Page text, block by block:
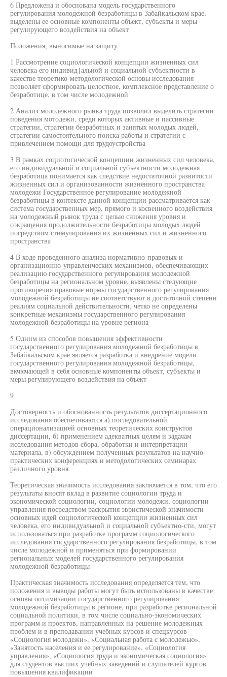
6 Предложена и обоснована модель государственного
регулирования молодежной безработицы в Забайкальском крае,
выделены ее основные компоненты объект, субъекты и меры
регулирующего воздействия на объект
Положения, выносимые на защиту
1 Рассмотрение социологической концепции жизненных сил
человека его индивид}альной и социальной субъектности в
качестве теоретико-методологической основы исследования
позволяет сформировать целостное, комплексное представление о
безработице, в том числе молодежной
2 Анализ молодежного рынка труда позволил выделить стратегии
поведения мотодежи, среди которых активные и пассивные
стратегии, стратегии безработных и занятых молодых людей,
стратегии самостоятельного поиска работы и стратегии с
привлечением помощи для трудоустройства
3 В рамках социотогической концепции жизненных сил человека,
его индивидуальной и социальной субъектности молодежная
безработица понимается как следствие недостаточной развитости
жизненных сил и организованности жизненного пространства
молодежи Государственное регулирование молодежной
безработицы в контексте данной концепции рассматривается как
система государственных мер, прямого и косвенного воздействия
на молодежный рынок труда с целью снижения уровня и
сокращения продолжительности безработицы молодых людей
посредством стимулирования их жизненных сил и жизненного
пространства
4 В ходе проведенного анализа нормативно-правовых и
организационно-управленческих механизмов, обеспечивающих
реализацию государственного регулирования молодежной
безработицы на региональном уровне, выявлены стедующие
противоречия правовые нормы государственного регулирования
молодежной безработицы не соответствуют в достаточной степени
реалиям социальной действительности, четко не определены
конкретные механизмы государственного регулирования
молодежной безработицы на уровне региона
5 Одним из способов повышения эффективности
государственного регулирования молодежной безработицы в
Забайкальском крае является разработка и внедрение модели
государственного регулирования молодежной безработицы,
вкчючающей в себя основные компоненты объект, субъекты и
меры регулирующего воздействия на объект
9
Достоверность и обоснованность результатов диссертационного
исследования обеспечиваются а) последовательной
операционализацией основных теоретических конструктов
диссертации, б) применением адекватных целям и задачам
исследования методов сбора, обработки и интерпретации
материала, в) обсуждением полученных результатов на научно-
практических конференциях и методологических семинарах
различного уровня
Теоретическая значимость исследования заключается в том, что его
результаты вносят вклад в развитие социологии труда и
экономической социологии, социологии молодежи, социологии
управления посредством раскрытия эвристической значимости
основных идей социологической концепции жизненных сил
человека, его индивидуальной и социальной субъектно-сти, могут
использоваться при разработке программ социологического
исследования государственного регулирования безработицы, в том
числе молодежной и применяться при формировании
региональных моделей государственного регулирования
молодежной безработицы
Практическая значимость исследования определяется тем, что
положения и выводы работы могут быть использованы в качестве
основы оптимизации государственного регулирования
молодежной безработицы в регионе, при разработке региональной
социальной политики, в том числе социально-экономических
программ и проектов, направленных на решение молодежных
проблем и в преподавании учебных курсов и спецкурсов
«Социология молодежи», «Социальная работа с молодежью»,
«Занятость населения и ее регулирование», «Социология
управления», «Социология труда и экономическая социология»
для студентов высших учебных заведений и слушателей курсов
повышения квалификации